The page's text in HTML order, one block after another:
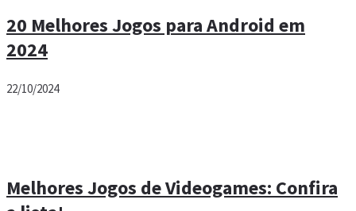
20 Melhores Jogos para Android em
2024
22/10/2024
Melhores Jogos de Videogames: Confira